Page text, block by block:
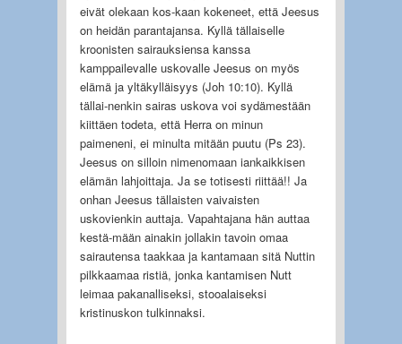
eivät olekaan kos-kaan kokeneet, että Jeesus
on heidän parantajansa. Kyllä tällaiselle
kroonisten sairauksiensa kanssa
kamppailevalle uskovalle Jeesus on myös
elämä ja yltäkylläisyys (Joh 10:10). Kyllä
tällai-nenkin sairas uskova voi sydämestään
kiittäen todeta, että Herra on minun
paimeneni, ei minulta mitään puutu (Ps 23).
Jeesus on silloin nimenomaan iankaikkisen
elämän lahjoittaja. Ja se totisesti riittää!! Ja
onhan Jeesus tällaisten vaivaisten
uskovienkin auttaja. Vapahtajana hän auttaa
kestä-mään ainakin jollakin tavoin omaa
sairautensa taakkaa ja kantamaan sitä Nuttin
pilkkaamaa ristiä, jonka kantamisen Nutt
leimaa pakanalliseksi, stooalaiseksi
kristinuskon tulkinnaksi.